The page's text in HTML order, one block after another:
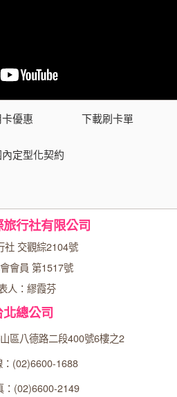
優惠 下載刷卡單
內定型化契約
行社有限公司
社 交觀綜2104號
會員 第1517號
人：繆霞芬
北總公司
區八德路二段400號6樓之2
：(02)6600-1688
：(02)6600-2149